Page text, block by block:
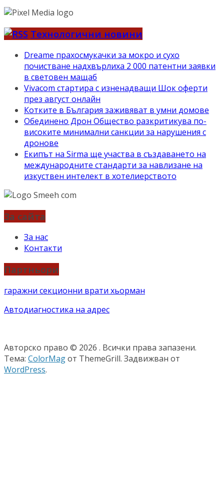
Технологични новини
Dreame прахосмукачки за мокро и сухо
почистване надхвърлиха 2 000 патентни заявки
в световен мащаб
Vivacom стартира с изненадващи Шок оферти
през август онлайн
Котките в България заживяват в умни домове
Обединено Дрон Общество разкритикува по-
високите минимални санкции за нарушения с
дронове
Екипът на Sirma ще участва в създаването на
международните стандарти за навлизане на
изкуствен интелект в хотелиерството
За сайта
За нас
Контакти
Партньори
гаражни секционни врати хьорман
Автодиагностика на адрес
Авторско право © 2026 . Всички права запазени.
Тема: ColorMagот ThemeGrill. Задвижван от
WordPress.